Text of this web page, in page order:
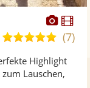
Fotos
5,0
5
Sternen
(7)
Highlight
Lauschen,